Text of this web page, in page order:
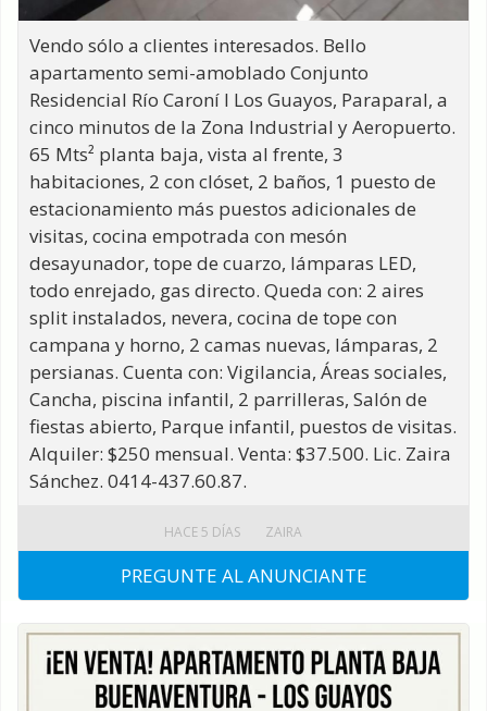
Vendo sólo a clientes interesados. Bello
apartamento semi-amoblado Conjunto
Residencial Río Caroní I Los Guayos, Paraparal, a
cinco minutos de la Zona Industrial y Aeropuerto.
65 Mts² planta baja, vista al frente, 3
habitaciones, 2 con clóset, 2 baños, 1 puesto de
estacionamiento más puestos adicionales de
visitas, cocina empotrada con mesón
desayunador, tope de cuarzo, lámparas LED,
todo enrejado, gas directo. Queda con: 2 aires
split instalados, nevera, cocina de tope con
campana y horno, 2 camas nuevas, lámparas, 2
persianas. Cuenta con: Vigilancia, Áreas sociales,
Cancha, piscina infantil, 2 parrilleras, Salón de
fiestas abierto, Parque infantil, puestos de visitas.
Alquiler: $250 mensual. Venta: $37.500. Lic. Zaira
Sánchez. 0414-437.60.87.
PREGUNTE AL ANUNCIANTE
HACE 5 DÍAS ZAIRA